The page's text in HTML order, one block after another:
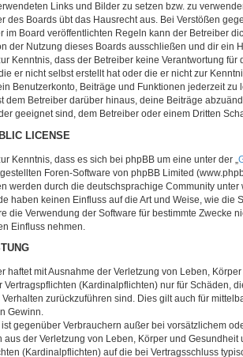
Links und Bilder zu setzen bzw. zu
des Boards übt das Hausrecht aus. Bei Verstößen
im Board veröffentlichten Regeln kann der Betreiber
der Nutzung dieses Boards ausschließen und dir ein
Kenntnis, dass der Betreiber keine Verantwortung für
er nicht selbst erstellt hat oder die er nicht zur
Benutzerkonto, Beiträge und Funktionen jederzeit zu
dem Betreiber darüber hinaus, deine Beiträge
geeignet sind, dem Betreiber oder einem Dritten
LICENSE
Kenntnis, dass es sich bei phpBB um eine unter der „
Foren-Software von phpBB Limited
werden durch die deutschsprachige Community unter
haben keinen Einfluss auf die Art und Weise, wie die
die Verwendung der Software für bestimmte Zwecke
Einfluss nehmen.
haftet mit Ausnahme der Verletzung von Leben,
Vertragspflichten (Kardinalpflichten) nur für Schäden,
zurückzuführen sind. Dies gilt auch für
Gewinn.
ist gegenüber Verbrauchern außer bei vorsätzlichem
aus der Verletzung von Leben, Körper und
(Kardinalpflichten) auf die bei Vertragsschluss